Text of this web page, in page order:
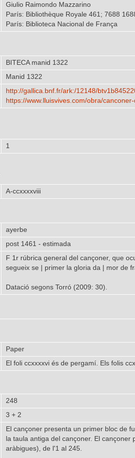
Giulio Raimondo Mazzarino
París: Bibliothèque Royale 461; 7688
París: Biblioteca Nacional de França
BITECA manid 1322
Manid 1322
http:/​/​gallica.bnf.fr/​ark:/​12148/​
https:/​/​www.lluisvives.com/​obra/​
1
A-ccxxxxviii
ayerbe
post 1461 - estimada
F 1r rúbrica general del cançoner, que
segueix se | primer la gloria da | mor de
Datació segons Torró (2009: 30).
Paper
El foli ccxxxxvi és de pergamí. Els folis
248
3 + 2
El cançoner presenta un primer bloc de
la taula antiga del cançoner. El
aràbigues), de l'1 al 245.